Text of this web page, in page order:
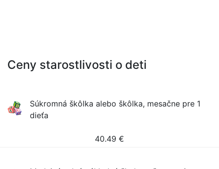
Ceny starostlivosti o deti
Súkromná škôlka alebo škôlka, mesačne pre 1
dieťa
40.49 €